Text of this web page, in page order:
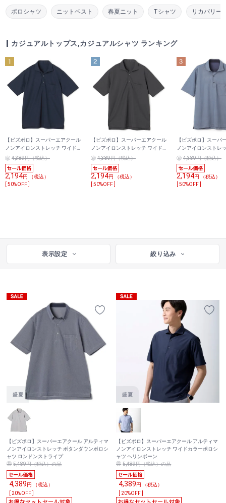
ポロシャツ ニットベスト 春夏ニット Tシャツ リカバリー
カジュアルトップス,カジュアルシャツ ランキング
【ビズポロ】スーパーエアクール
ノンアイロンストレッチ ワイド
カラーポロシャツ トリコット無
地
4,389円（税込）
2,194円 （税込）
[ 50%OFF ]
【ビズポロ】スーパーエアクール
ノンアイロンストレッチ ワイド
カラーポロシャツ トリコット無
地
4,389円（税込）
2,194円 （税込）
[ 50%OFF ]
【ビズポロ】スーパ
ノンアイロンストレ
カラーポロシャツ ト
地
4,389円（税込）
2,194円 （税込）
[ 50%OFF ]
表示設定 絞り込み
【ビズポロ】スーパーエアクール アルティマ
ノンアイロンストレッチ ボタンダウンポロシ
ャツ ロンドンストライプ
5,489円（税込）の品
4,389円 （税込）
[ 20%OFF ]
【ビズポロ】スーパーエアクール アルティマ
ノンアイロンストレッチ ワイドカラーポロシ
ャツ ヘリンボーン
5,489円（税込）の品
4,389円 （税込）
[ 20%OFF ]